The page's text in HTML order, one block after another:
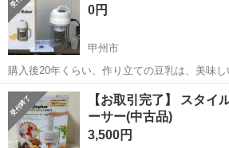
0円
甲州市
購入後20年くらい、作り立ての豆乳は、美味し
す。
山梨 甲州市 キッチン家電 マシーン
【お取引完了】 スタ
ーサー(中古品)
3,500円